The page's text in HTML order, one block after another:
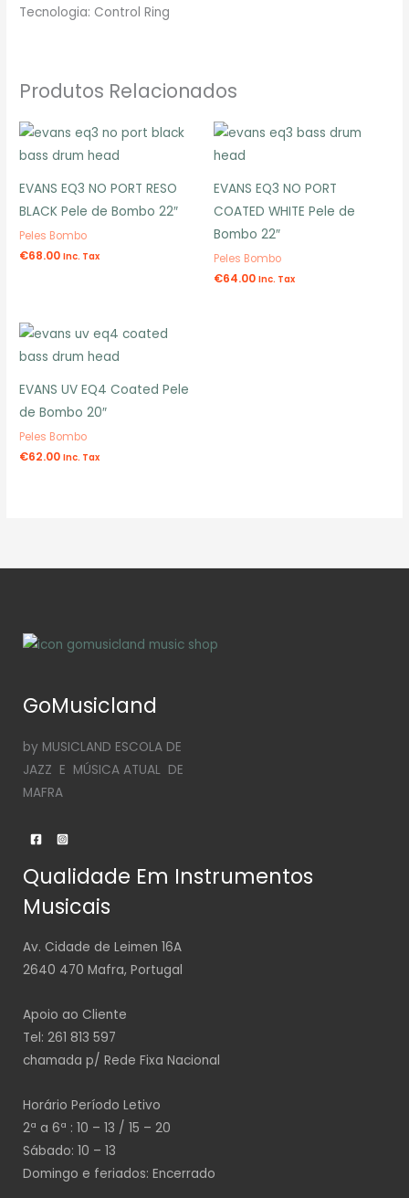
Tecnologia: Control Ring
Produtos Relacionados
EVANS EQ3 NO PORT RESO
BLACK Pele de Bombo 22″
Peles Bombo
€68.00 Inc. Tax
EVANS EQ3 NO PORT
COATED WHITE Pele de
Bombo 22″
Peles Bombo
€64.00 Inc. Tax
EVANS UV EQ4 Coated Pele
de Bombo 20″
Peles Bombo
€62.00 Inc. Tax
GoMusicland
by MUSICLAND ESCOLA DE
JAZZ E MÚSICA ATUAL DE
MAFRA
Qualidade Em Instrumentos
Musicais
Av. Cidade de Leimen 16A
2640 470 Mafra, Portugal
Apoio ao Cliente
Tel: 261 813 597
chamada p/ Rede Fixa Nacional
Horário Período Letivo
2ª a 6ª : 10 – 13 / 15 – 20
Sábado: 10 – 13
Domingo e feriados: Encerrado